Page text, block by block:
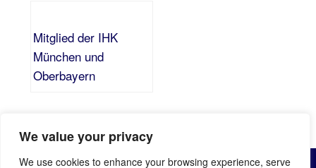
We value your privacy
We use cookies to enhance your browsing experience, serve
Mitglied der IHK
München und
Oberbayern
© All Rights Reserved by Bayerische Sicherheitsgesellschaft